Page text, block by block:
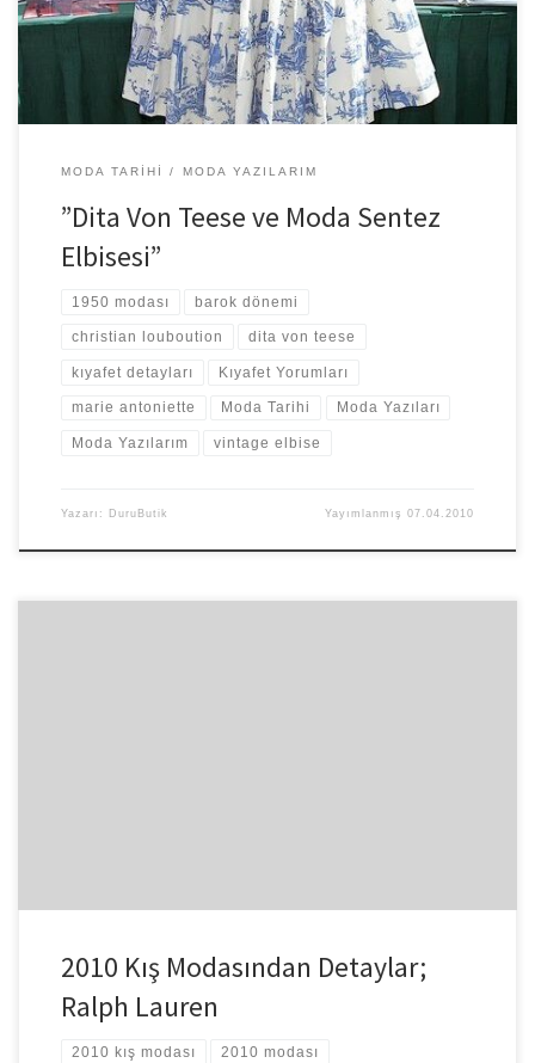
MODA TARIHI MODA YAZILARIM
”Dita Von Teese ve Moda Sentez
Elbisesi”
1950 modası barok dönemi
christian louboution dita von teese
kıyafet detayları Kıyafet Yorumları
marie antoniette Moda Tarihi Moda Yazıları
Moda Yazılarım vintage elbise
Yazarı: DuruButik Yayımlanmış07.04.2010
2010 Kış Modasından Detaylar;
Ralph Lauren
2010 kış modası 2010 modası